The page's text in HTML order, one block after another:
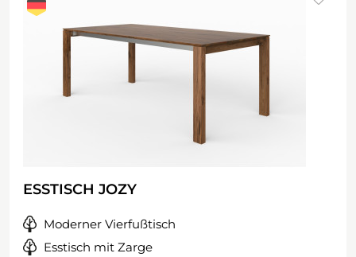
ESSTISCH JOZY
Moderner Vierfußtisch
Esstisch mit Zarge